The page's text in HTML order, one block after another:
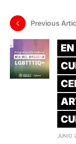
Previous
JUNIO